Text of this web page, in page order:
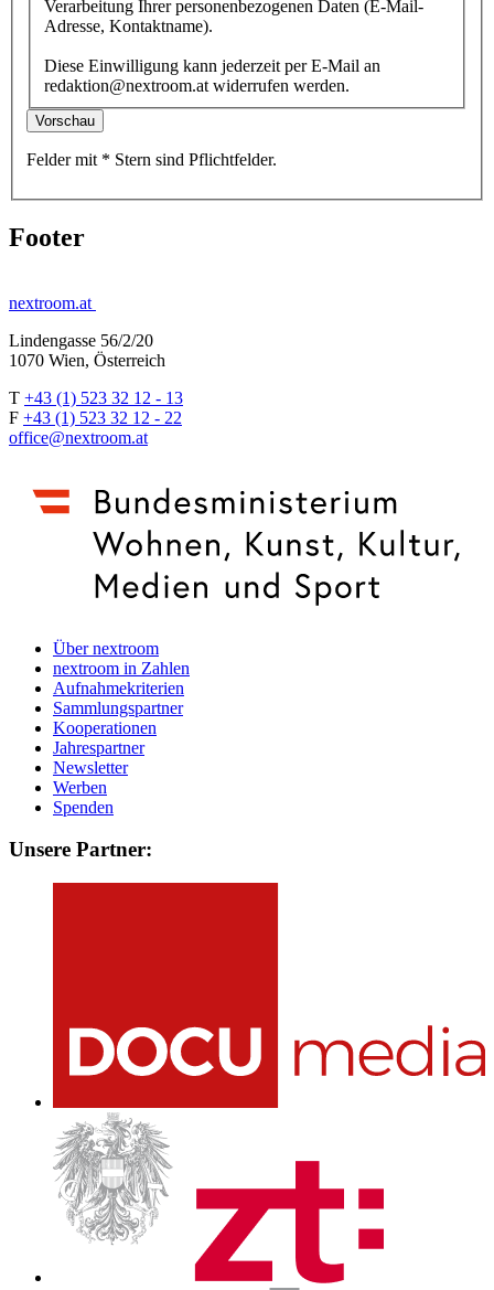
Verarbeitung Ihrer personenbezogenen Daten (E-Mail-
Adresse, Kontaktname).
Diese Einwilligung kann jederzeit per E-Mail an
redaktion@nextroom.at widerrufen werden.
Vorschau
Felder mit * Stern sind Pflichtfelder.
Footer
nextroom.at
Lindengasse 56/2/20
1070 Wien, Österreich
T +43 (1) 523 32 12 - 13
F +43 (1) 523 32 12 - 22
office@nextroom.at
Über nextroom
nextroom in Zahlen
Aufnahmekriterien
Sammlungspartner
Kooperationen
Jahrespartner
Newsletter
Werben
Spenden
Unsere Partner: